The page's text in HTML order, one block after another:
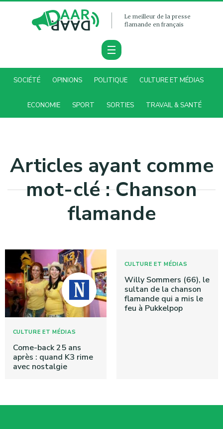
Le meilleur de la presse
flamande en français
SOCIÉTÉ OPINIONS POLITIQUE CULTURE ET MÉDIAS
ECONOMIE SPORT SORTIES TRAVAIL & SANTÉ
Articles ayant comme
mot-clé : Chanson
flamande
CULTURE ET MÉDIAS
Come-back 25 ans
après : quand K3 rime
avec nostalgie
CULTURE ET MÉDIAS
Willy Sommers (66), le
sultan de la chanson
flamande qui a mis le
feu à Pukkelpop